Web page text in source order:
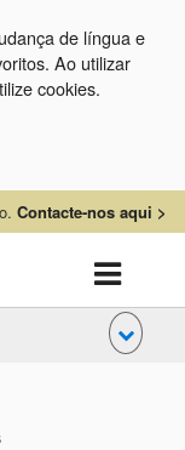
de língua e
Ao utilizar
cookies.
Contacte-nos aqui >